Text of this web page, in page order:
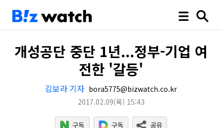
개성공단 중단 1년...정부-기업 여
전한 '갈등'
김보라 기자 bora5775@bizwatch.co.kr
2017.02.09(목) 15:43